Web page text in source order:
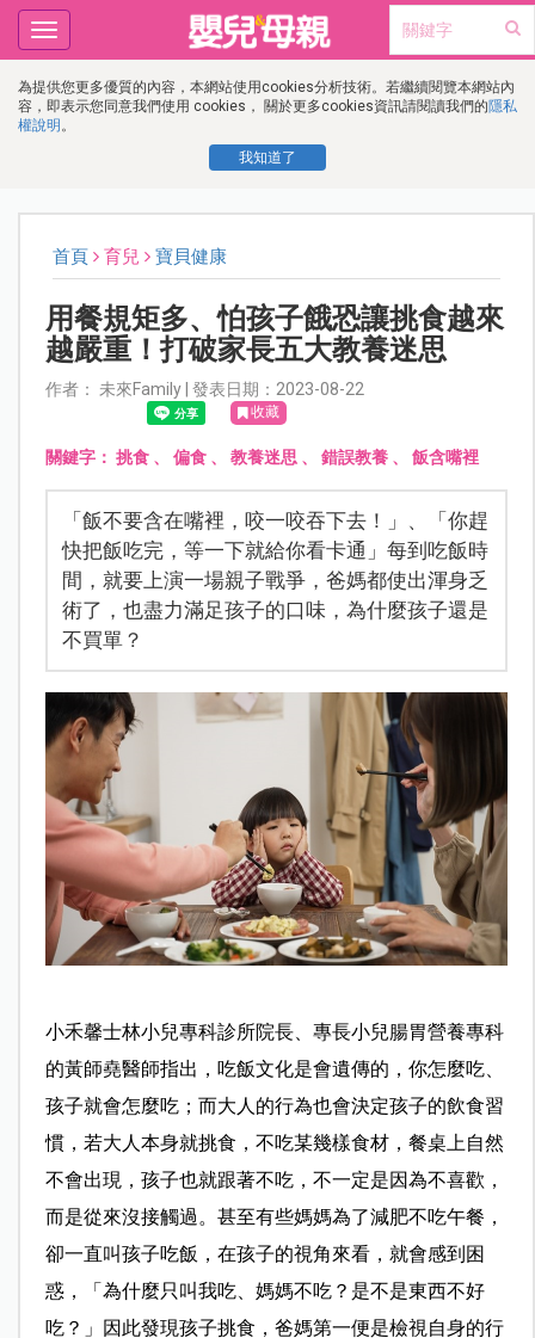
為提供您更多優質的內容，本網站使用cookies分析技術。若繼續閱覽本網站內
容，即表示您同意我們使用 cookies， 關於更多cookies資訊請閱讀我們的隱私
權說明 。
我知道了
Toggle
navigation
首頁 育兒 寶貝健康
用餐規矩多、怕孩子餓恐讓挑食越來
越嚴重！打破家長五大教養迷思
作者： 未來Family | 發表日期：2023-08-22
收藏
關鍵字： 挑食、 偏食、 教養迷思 、 錯誤教養、 飯含嘴裡
「飯不要含在嘴裡，咬一咬吞下去！」、「你趕
快把飯吃完，等一下就給你看卡通」每到吃飯時
間，就要上演一場親子戰爭，爸媽都使出渾身乏
術了，也盡力滿足孩子的口味，為什麼孩子還是
不買單？
小禾馨士林小兒專科診所院長、專長小兒腸胃營養專科
的黃師堯醫師指出，吃飯文化是會遺傳的，你怎麼吃、
孩子就會怎麼吃；而大人的行為也會決定孩子的飲食習
慣，若大人本身就挑食，不吃某幾樣食材，餐桌上自然
不會出現，孩子也就跟著不吃，不一定是因為不喜歡，
而是從來沒接觸過。甚至有些媽媽為了減肥不吃午餐，
卻一直叫孩子吃飯，在孩子的視角來看，就會感到困
惑，「為什麼只叫我吃、媽媽不吃？是不是東西不好
吃？」因此發現孩子挑食，爸媽第一便是檢視自身的行